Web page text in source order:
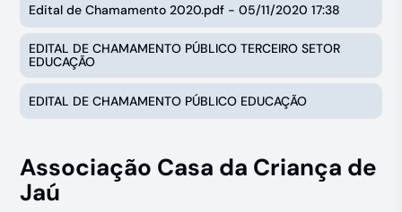
Edital de Chamamento 2020.pdf - 05/11/2020 17:38
EDITAL DE CHAMAMENTO PÚBLICO TERCEIRO SETOR
EDUCAÇÃO
EDITAL DE CHAMAMENTO PÚBLICO EDUCAÇÃO
Associação Casa da Criança de
Jaú